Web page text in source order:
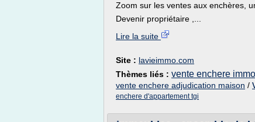
Zoom sur les ventes aux enchères,
Devenir propriétaire ,...
Lire la suite
Site : lavieimmo.com
Thèmes liés : vente enchere
vente enchere adjudication maison /
enchere d'appartement tgi